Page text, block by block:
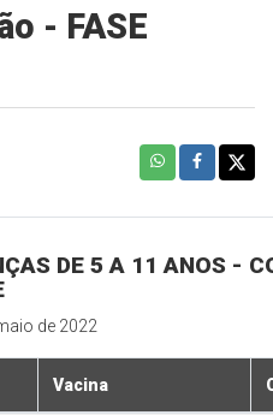
- FASE
DE 5 A 11 ANOS -
de 2022
Vacina